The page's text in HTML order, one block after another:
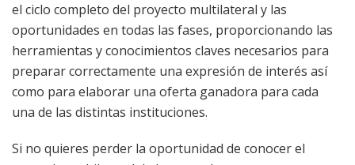
el ciclo completo del proyecto multilateral y las
oportunidades en todas las fases, proporcionando las
herramientas y conocimientos claves necesarios para
preparar correctamente una expresión de interés así
como para elaborar una oferta ganadora para cada
una de las distintas instituciones.
Si no quieres perder la oportunidad de conocer el